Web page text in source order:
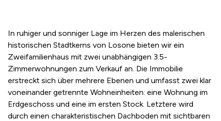
In ruhiger und sonniger Lage im Herzen des malerischen
historischen Stadtkerns von Losone bieten wir ein
Zweifamilienhaus mit zwei unabhängigen 3.5-
Zimmerwohnungen zum Verkauf an. Die Immobilie
erstreckt sich über mehrere Ebenen und umfasst zwei klar
voneinander getrennte Wohneinheiten: eine Wohnung im
Erdgeschoss und eine im ersten Stock. Letztere wird
durch einen charakteristischen Dachboden mit sichtbaren